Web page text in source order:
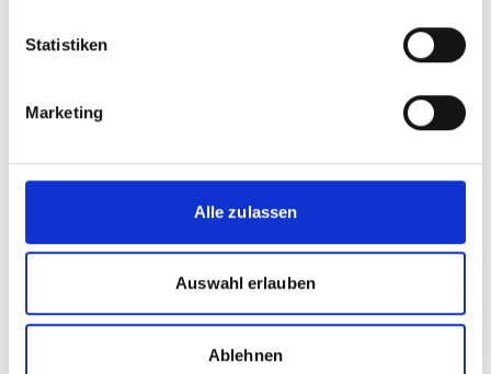
Statistiken
Marketing
Alle zulassen
Auswahl erlauben
Ablehnen
2025(Englisch, DOCX, 82 KB)
Template concept note Thematic and Country
Template concept note Thematic Priorities
11a/11b(Englisch, DOCX, 40 KB)
Informationen für Durchführungsorganisationen
des Bundes IKI Large Grants Calls 2025